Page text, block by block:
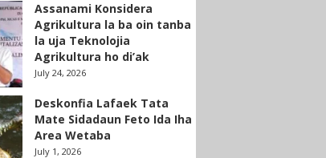
Assanami Konsidera
Agrikultura la ba oin tanba
la uja Teknolojia
Agrikultura ho di’ak
July 24, 2026
Deskonfia Lafaek Tata
Mate Sidadaun Feto Ida Iha
Area Wetaba
July 1, 2026